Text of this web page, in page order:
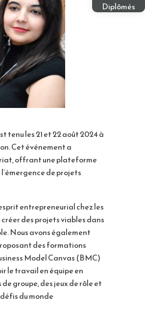
Diplômés
tenu les 21 et 22 août 2024 à
Cet événement a
offrant une plateforme
de projets
entrepreneurial chez les
des projets viables dans
Nous avons également
des formations
Model Canvas (BMC)
le travail en équipe en
groupe, des jeux de rôle et
du monde